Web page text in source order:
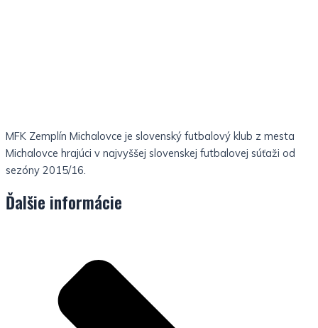
MFK Zemplín Michalovce je slovenský futbalový klub z mesta
Michalovce hrajúci v najvyššej slovenskej futbalovej súťaži od
sezóny 2015/16.
Ďalšie informácie